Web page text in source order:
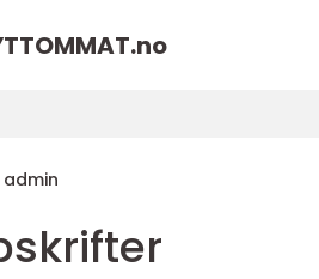
no
admin